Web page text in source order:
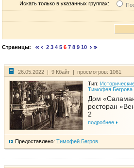
Искать только в указанных группах:
Страницы: 2 3 4 5 6 7 8 9 10
26.05.2022 | 9 Кбайт | просмотров: 1061
Тип:
Тимофея Бегрова
Дом
ресторан
2
подробнее
Предоставлено: Тимофей Бегров